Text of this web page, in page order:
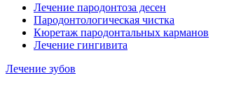
Лечение пародонтоза десен
Пародонтологическая чистка
Кюретаж пародонтальных карманов
Лечение гингивита
Лечение зубов